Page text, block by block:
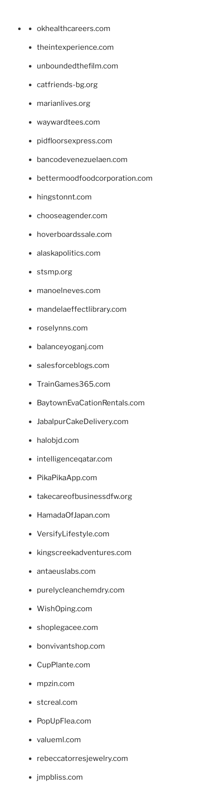
okhealthcareers.com
theintexperience.com
unboundedthefilm.com
catfriends-bg.org
marianlives.org
waywardtees.com
pidfloorsexpress.com
bancodevenezuelaen.com
bettermoodfoodcorporation.com
hingstonnt.com
chooseagender.com
hoverboardssale.com
alaskapolitics.com
stsmp.org
manoelneves.com
mandelaeffectlibrary.com
roselynns.com
balanceyoganj.com
salesforceblogs.com
TrainGames365.com
BaytownEvaCationRentals.com
JabalpurCakeDelivery.com
halobjd.com
intelligenceqatar.com
PikaPikaApp.com
takecareofbusinessdfw.org
HamadaOfJapan.com
VersifyLifestyle.com
kingscreekadventures.com
antaeuslabs.com
purelycleanchemdry.com
WishOping.com
shoplegacee.com
bonvivantshop.com
CupPlante.com
mpzin.com
stcreal.com
PopUpFlea.com
valueml.com
rebeccatorresjewelry.com
jmpbliss.com